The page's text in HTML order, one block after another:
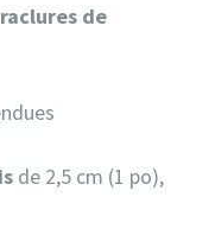
raclures de
de 2,5 cm (1 po),